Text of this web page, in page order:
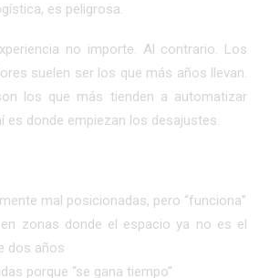
es peligrosa.
no importe. Al contrario. Los
suelen ser los que más años llevan.
los que más tienden a automatizar
es donde empiezan los desajustes.
mal posicionadas, pero “funciona”
zonas donde el espacio ya no es el
dos años
porque “se gana tiempo”